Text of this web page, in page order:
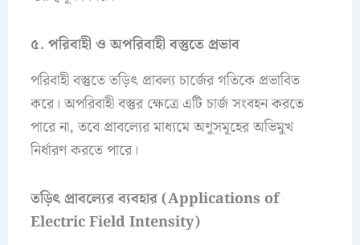
৫. পরিবাহী ও অপরিবাহী বস্তুতে প্রভাব
পরিবাহী বস্তুতে তড়িৎ প্রাবল্য চার্জের গতিকে প্রভাবিত
করে। অপরিবাহী বস্তুর ক্ষেত্রে এটি চার্জ সংবহন করতে
পারে না, তবে প্রাবল্যের মাধ্যমে অণুসমূহের অভিমুখ
নির্ধারণ করতে পারে।
তড়িৎ প্রাবল্যের ব্যবহার (Applications of
Electric Field Intensity)